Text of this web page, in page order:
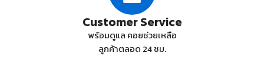
Customer Service
พร้อมดูแล คอยช่วยเหลือ
ลูกค้าตลอด 24 ชม.